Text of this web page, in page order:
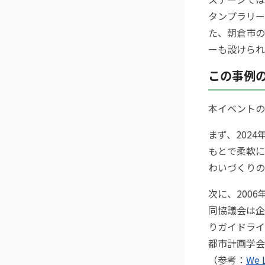
タンプラリ
た、朝倉市
ーも設けら
この事例
本イベント
まず、2024
もとで柔軟
わいづくり
次に、2006
同協議会は
りガイドラ
都市計画学
（参考： We